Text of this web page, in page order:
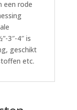
een rode
3″-4″ is
geschikt
etc.